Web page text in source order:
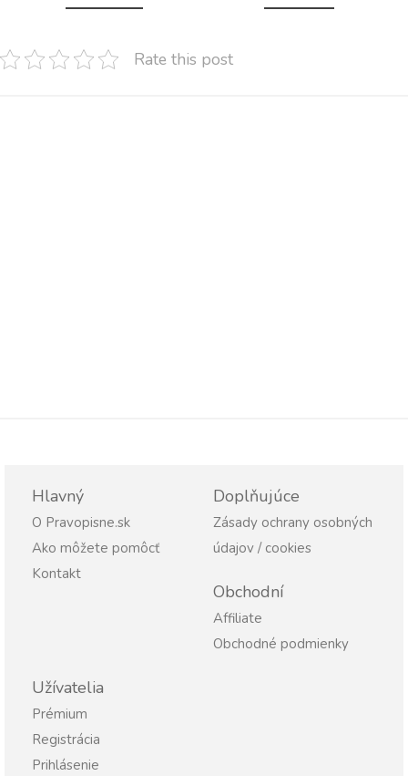
Rate this post
Hlavný
O Pravopisne.sk
Ako môžete pomôcť
Kontakt
Doplňujúce
Zásady ochrany osobných
údajov / cookies
Obchodní
Affiliate
Obchodné podmienky
Užívatelia
Prémium
Registrácia
Prihlásenie